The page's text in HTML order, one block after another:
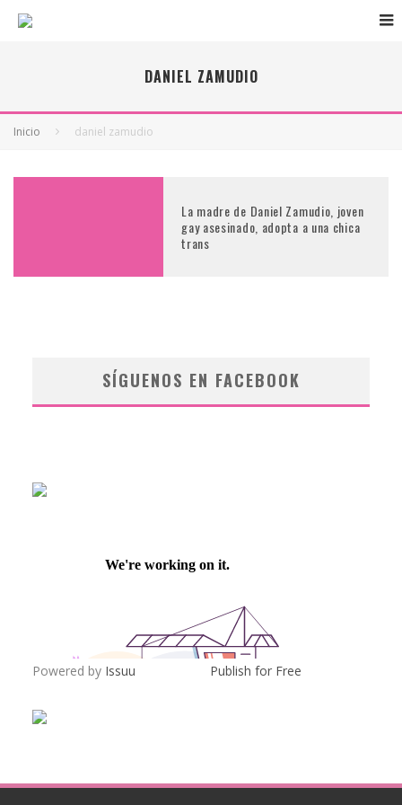
DANIEL ZAMUDIO
Inicio daniel zamudio
La madre de Daniel Zamudio, joven
gay asesinado, adopta a una chica
trans
SÍGUENOS EN FACEBOOK
Powered by Issuu Publish for Free